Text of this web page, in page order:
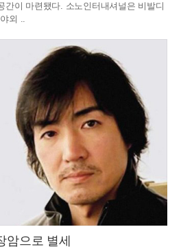
간이 마련됐다. 소노인터내셔널은 비발디
외 ..
암으로 별세